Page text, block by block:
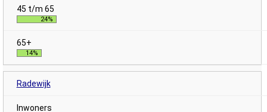
24%
14%
Radewijk